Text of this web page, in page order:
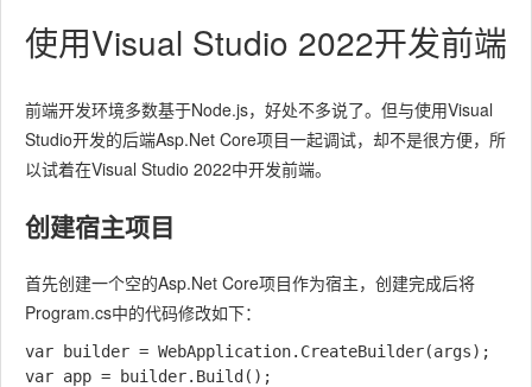
使用Visual Studio 2022开发前端
前端开发环境多数基于Node.js，好处不多说了。但与使用Visual
Studio开发的后端Asp.Net Core项目一起调试，却不是很方便，所
以试着在Visual Studio 2022中开发前端。
创建宿主项目
首先创建一个空的Asp.Net Core项目作为宿主，创建完成后将
Program.cs中的代码修改如下：
var builder = WebApplication.CreateBuilder(args);
var app = builder.Build();